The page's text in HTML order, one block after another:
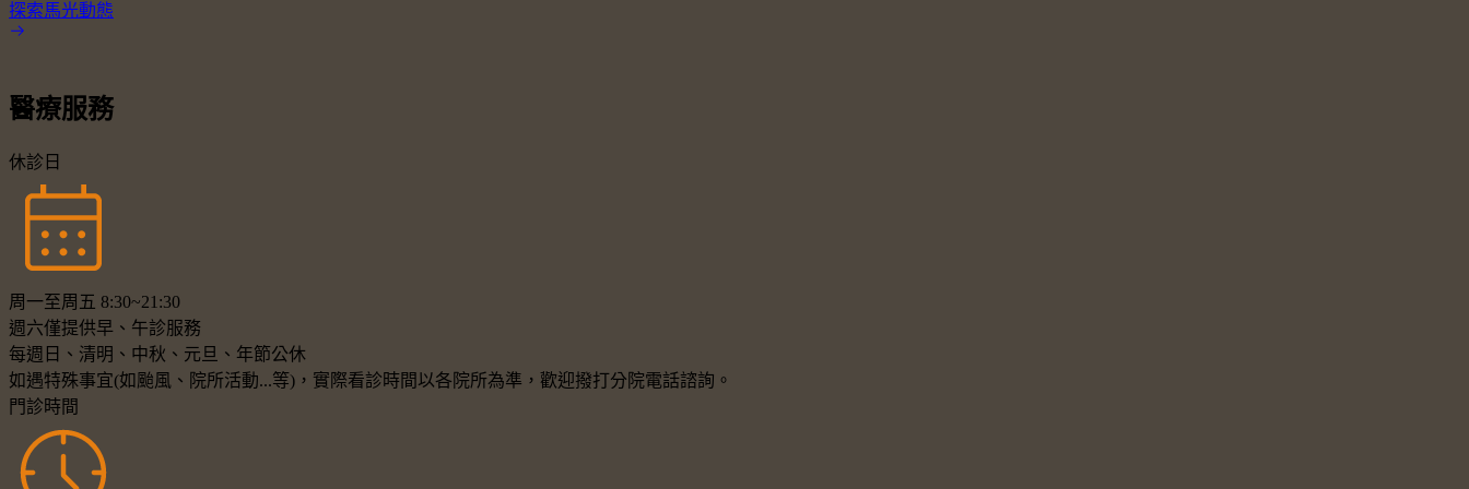
探索馬光動態
醫療服務
休診日
周一至周五 8:30~21:30
週六僅提供早、午診服務
每週日、清明、中秋、元旦、年節公休
如遇特殊事宜(如颱風、院所活動...等)，實際看診時間以各院所為準，歡迎撥打分院電話諮詢。
門診時間